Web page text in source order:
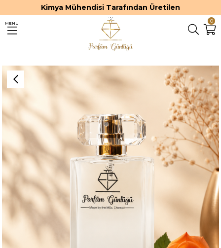
Kimya Mühendisi Tarafından Üretilen
0
MENU